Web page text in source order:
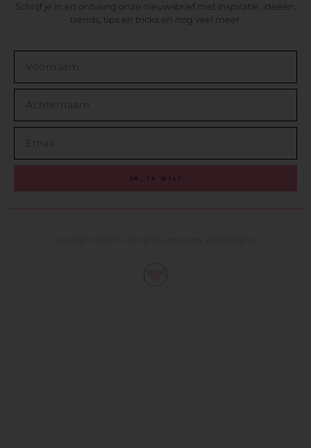
Schrijf je in en ontvang onze nieuwsbrief met inspiratie, ideeën,
trends, tips en tricks en nog veel meer.
JA, IK WIL!